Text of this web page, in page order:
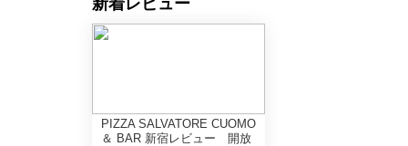
新着レビュー
PIZZA SALVATORE CUOMO
＆ BAR 新宿レビュー 開放